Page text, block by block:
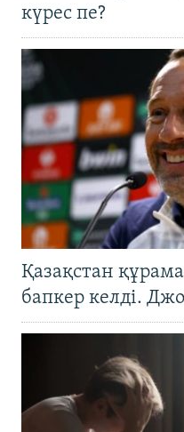
күрес пе?
Қазақстан
бапкер келді.